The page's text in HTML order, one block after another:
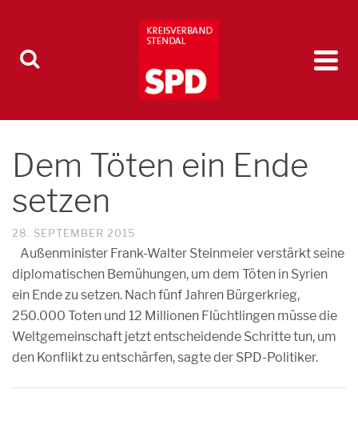
Dem Töten ein Ende
setzen
28. SEPTEMBER 2015
Außenminister Frank-Walter Steinmeier verstärkt seine
diplomatischen Bemühungen, um dem Töten in Syrien
ein Ende zu setzen. Nach fünf Jahren Bürgerkrieg,
250.000 Toten und 12 Millionen Flüchtlingen müsse die
Weltgemeinschaft jetzt entscheidende Schritte tun, um
den Konflikt zu entschärfen, sagte der SPD-Politiker.